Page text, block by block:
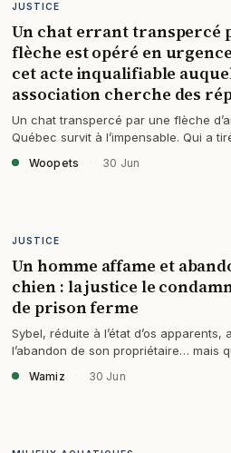
JUSTICE
Un chat errant transpercé
flèche est opéré en
cet acte inqualifiable
association cherche des
Un chat transpercé par une flèche
Québec survit à l’impensable. Qui a
Woopets 30 Jun
JUSTICE
Un homme affame et
chien : la justice le
de prison ferme
Sybel, réduite à l’état d’os apparents,
l’abandon de son propriétaire… mais
Wamiz 30 Jun